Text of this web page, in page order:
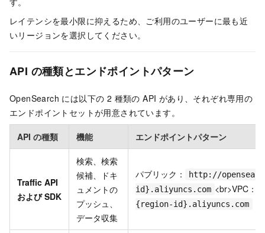
レイテンシを最小限に抑えるため、ご利用のユーザーに最も近
いリージョンを選択してください。
API の種類とエンドポイントパターン
OpenSearch には以下の 2 種類の API があり、それぞれ専用の
エンドポイントセットが用意されています。
API の種類 機能 エンドポイントパターン
Traffic API
および SDK
検索、検索
候補、ドキ
ュメントの
プッシュ、
データ収集
パブリック：
http://
id}.aliyuncs.com <br>VPC：
{region-id}.aliyuncs.com